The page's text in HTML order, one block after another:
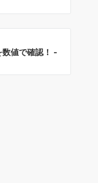
値で確認！ -